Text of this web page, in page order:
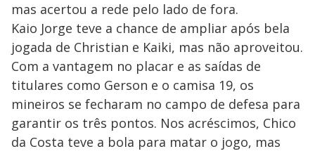
mas acertou a rede pelo lado de fora.
Kaio Jorge teve a chance de ampliar após bela
jogada de Christian e Kaiki, mas não aproveitou.
Com a vantagem no placar e as saídas de
titulares como Gerson e o camisa 19, os
mineiros se fecharam no campo de defesa para
garantir os três pontos. Nos acréscimos, Chico
da Costa teve a bola para matar o jogo, mas